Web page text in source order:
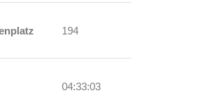
194
04:33:03